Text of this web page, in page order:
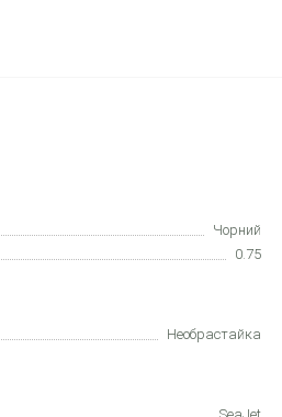
Чорний
0.75
Необрастайка